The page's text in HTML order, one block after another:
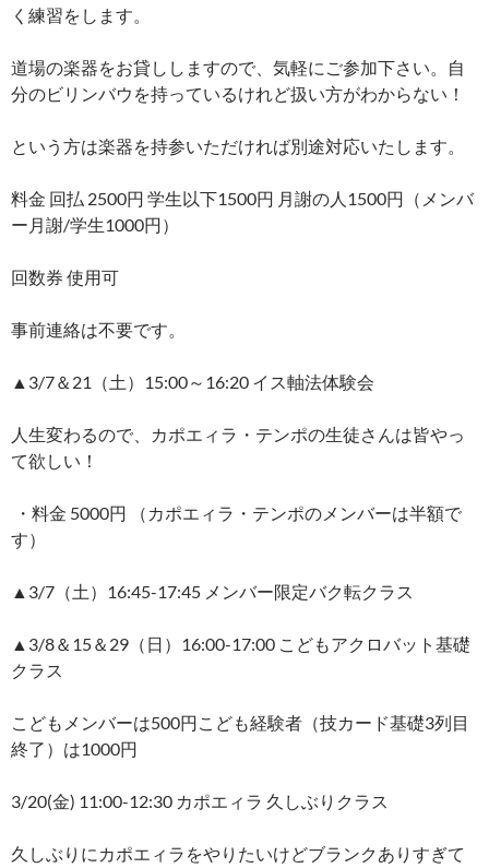
く練習をします。
道場の楽器をお貸ししますので、気軽にご参加下さい。自
分のビリンバウを持っているけれど扱い方がわからない！
という方は楽器を持参いただければ別途対応いたします。
料金 回払 2500円 学生以下1500円 月謝の人1500円（メンバ
ー月謝/学生1000円）
回数券 使用可
事前連絡は不要です。
▲3/7＆21（土）15:00～16:20 イス軸法体験会
人生変わるので、カポエィラ・テンポの生徒さんは皆やっ
て欲しい！
・料金 5000円 （カポエィラ・テンポのメンバーは半額で
す）
▲3/7（土）16:45-17:45 メンバー限定バク転クラス
▲3/8＆15＆29（日）16:00-17:00 こどもアクロバット基礎
クラス
こどもメンバーは500円こども経験者（技カード基礎3列目
終了）は1000円
3/20(金) 11:00-12:30 カポエィラ 久しぶりクラス
久しぶりにカポエィラをやりたいけどブランクありすぎて